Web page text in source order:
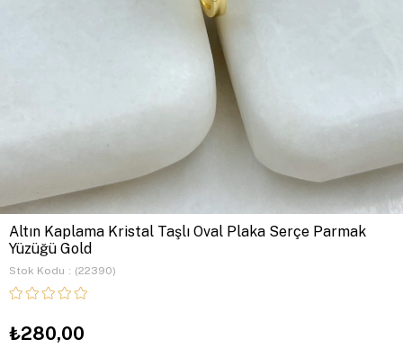
Altın Kaplama Kristal Taşlı Oval Plaka Serçe Parmak
Yüzüğü Gold
Stok Kodu (22390)
₺280,00